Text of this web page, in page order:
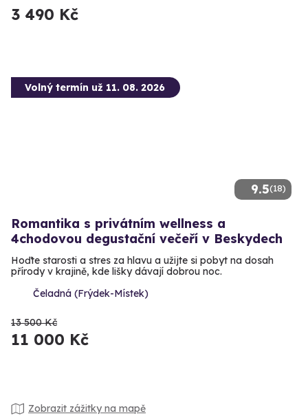
3 490 Kč
9.5(18)
Volný termín už 11. 08. 2026
Romantika s privátním wellness a
4chodovou degustační večeří v Beskydech
Hoďte starosti a stres za hlavu a užijte si pobyt na dosah
přírody v krajině, kde lišky dávají dobrou noc.
Čeladná (Frýdek-Místek)
13 500 Kč
11 000 Kč
Zobrazit zážitky na mapě